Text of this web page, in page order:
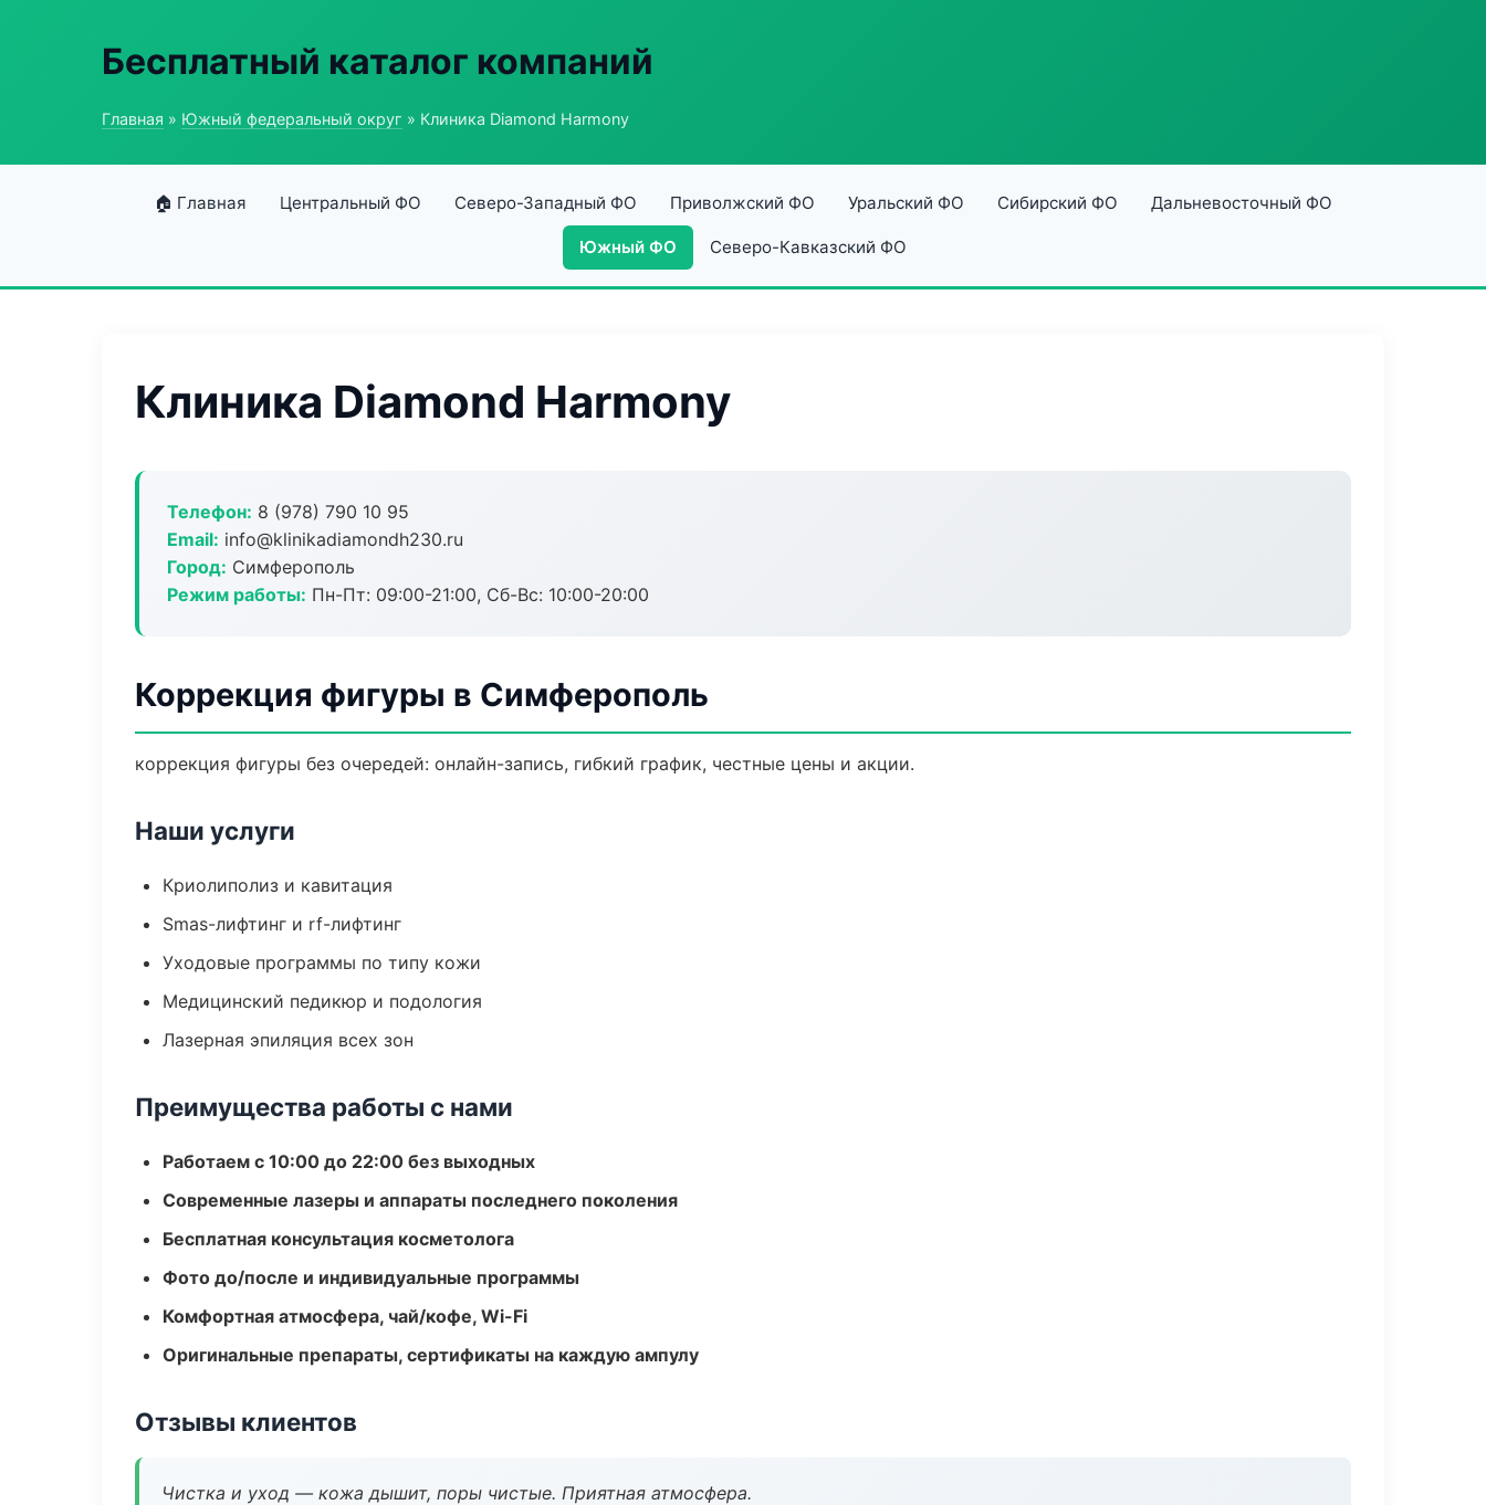
Бесплатный каталог компаний
Главная » Южный федеральный округ » Клиника Diamond Harmony
🏠 Главная Центральный ФО Северо-Западный ФО Приволжский ФО Уральский ФО Сибирский ФО Дальневосточный ФО
Южный ФО Северо-Кавказский ФО
Клиника Diamond Harmony
Телефон: 8 (978) 790 10 95
Email: info@klinikadiamondh230.ru
Город: Симферополь
Режим работы: Пн-Пт: 09:00-21:00, Сб-Вс: 10:00-20:00
Коррекция фигуры в Симферополь
коррекция фигуры без очередей: онлайн-запись, гибкий график, честные цены и акции.
Наши услуги
Криолиполиз и кавитация
Smas-лифтинг и rf-лифтинг
Уходовые программы по типу кожи
Медицинский педикюр и подология
Лазерная эпиляция всех зон
Преимущества работы с нами
Работаем с 10:00 до 22:00 без выходных
Современные лазеры и аппараты последнего поколения
Бесплатная консультация косметолога
Фото до/после и индивидуальные программы
Комфортная атмосфера, чай/кофе, Wi-Fi
Оригинальные препараты, сертификаты на каждую ампулу
Отзывы клиентов
Чистка и уход — кожа дышит, поры чистые. Приятная атмосфера.